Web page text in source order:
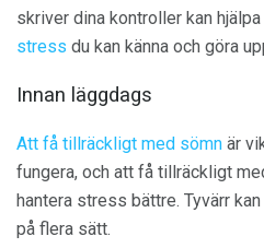
skriver dina kontroller kan
stress du kan känna och göra
Innan läggdags
Att få tillräckligt med sömn är
fungera, och att få tillräckligt
hantera stress bättre. Tyvärr kan
på flera sätt.